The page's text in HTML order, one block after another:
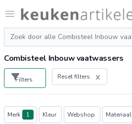
Open menu
Logo keukenartikelen.com
Zoeken
Combisteel Inbouw vaatwassers
Filters Reset filters
Producten
Merk 1 Kleur Webshop Materiaal